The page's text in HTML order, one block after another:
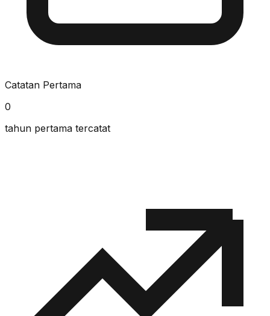
Catatan Pertama
0
tahun pertama tercatat